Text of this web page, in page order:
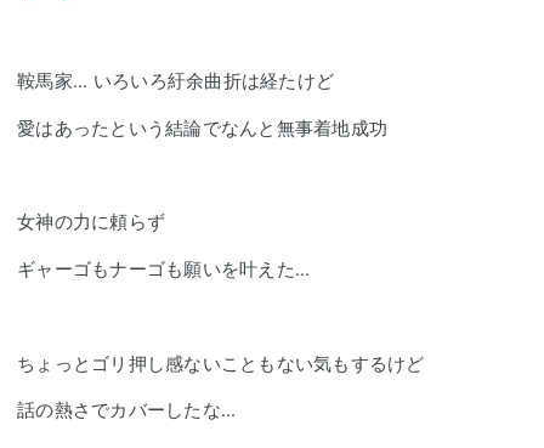
鞍馬家... いろいろ紆余曲折は経たけど
愛はあったという結論でなんと無事着地成功
女神の力に頼らず
ギャーゴもナーゴも願いを叶えた...
ちょっとゴリ押し感ないこともない気もするけど
話の熱さでカバーしたな...